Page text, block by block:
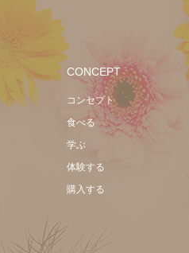
CONCEPT
コンセプト
食べる
学ぶ
体験する
購入する